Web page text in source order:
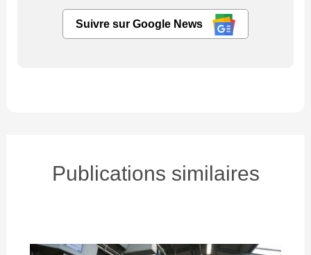
Suivre sur Google News
Publications similaires